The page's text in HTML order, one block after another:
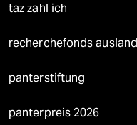
taz zahl ich
recherchefonds ausland
panterstiftung
panterpreis 2026